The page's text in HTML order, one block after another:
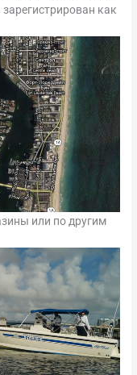
как
или по другим